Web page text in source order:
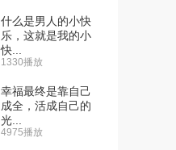
什么是男人的小快
乐，这就是我的小
快...
1330播放
幸福最终是靠自己
成全，活成自己的
光...
4975播放